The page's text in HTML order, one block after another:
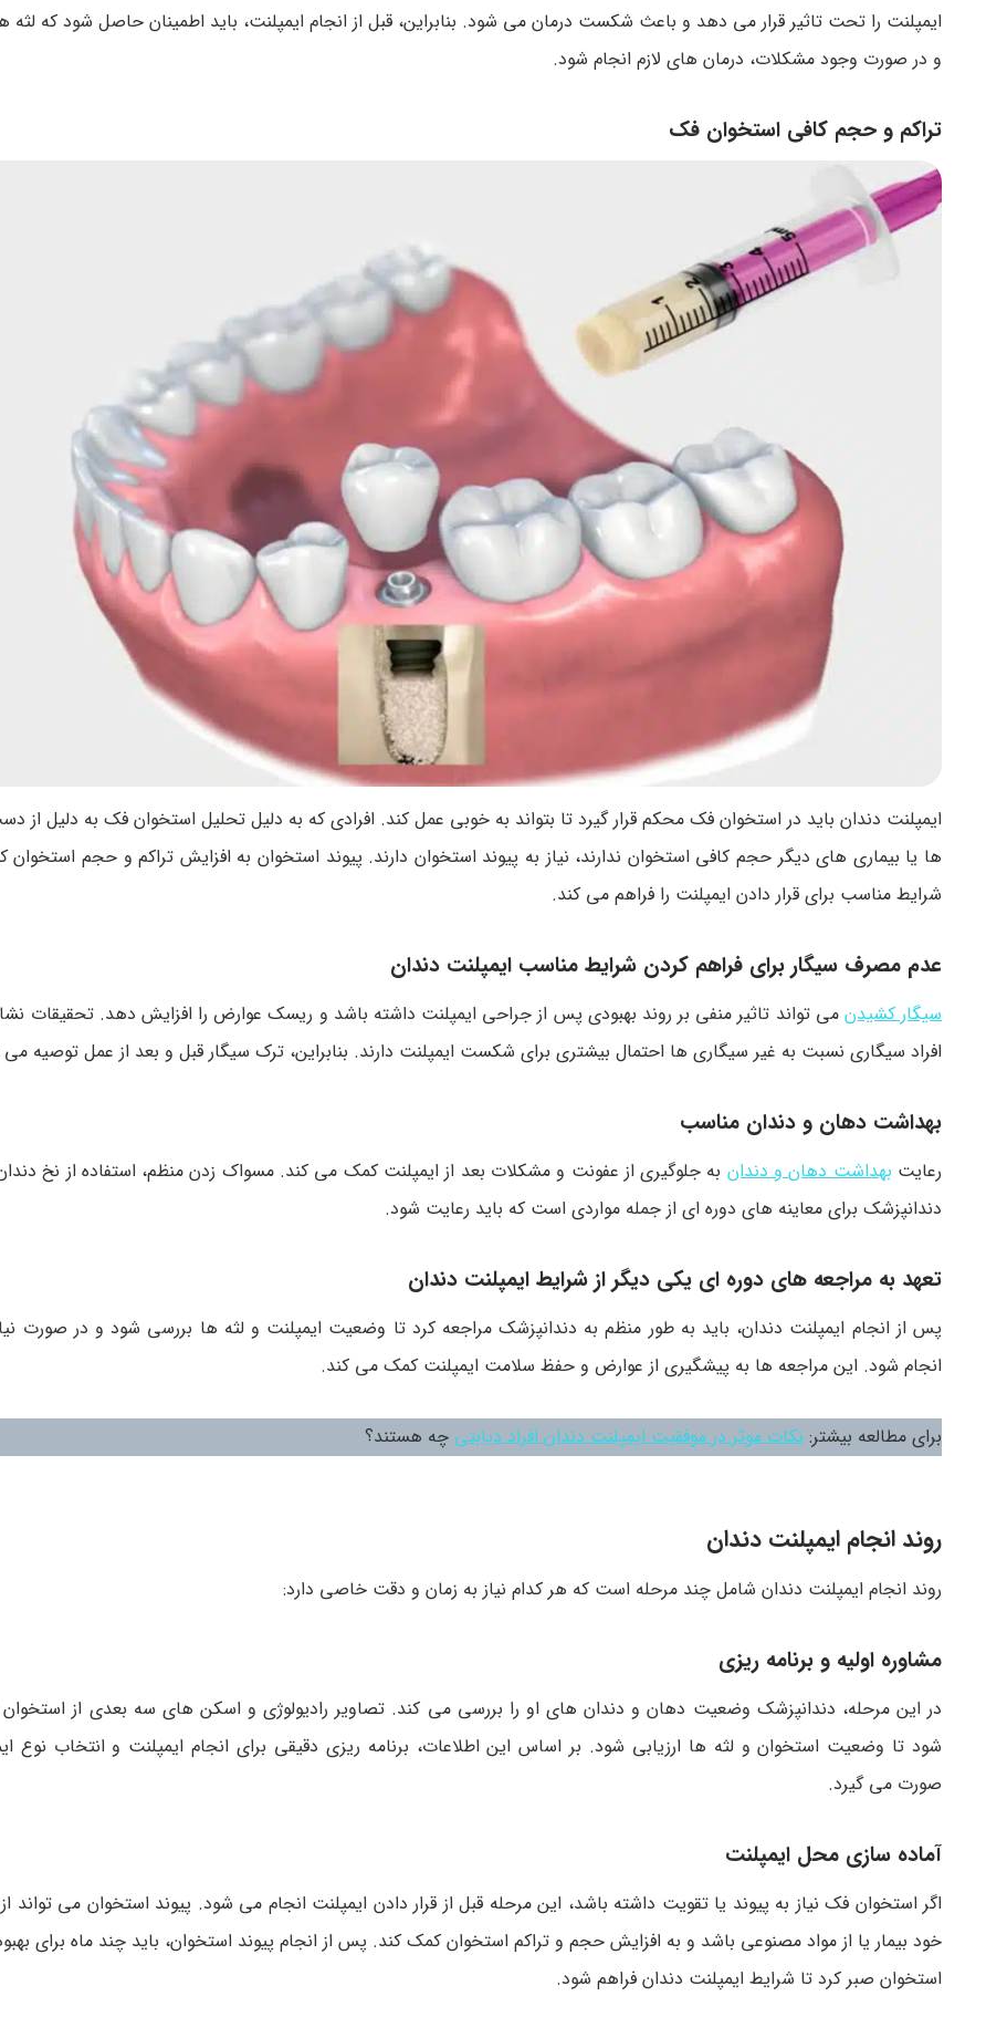
ایمپلنت را تحت تاثیر قرار می دهد و باعث شکست درمان می شود. بنابراین، قبل از انجام ایمپلنت، باید اطمینان حاصل شود که لثه
و در صورت وجود مشکلات، درمان های لازم انجام شود.
تراکم و حجم کافی استخوان فک
ایمپلنت دندان باید در استخوان فک محکم قرار گیرد تا بتواند به خوبی عمل کند. افرادی که به دلیل تحلیل استخوان فک به دلیل از
ها یا بیماری های دیگر حجم کافی استخوان ندارند، نیاز به پیوند استخوان دارند. پیوند استخوان به افزایش تراکم و حجم
شرایط مناسب برای قرار دادن ایمپلنت را فراهم می کند.
عدم مصرف سیگار برای فراهم کردن شرایط مناسب ایمپلنت دندان
سیگار کشیدن می تواند تاثیر منفی بر روند بهبودی پس از جراحی ایمپلنت داشته باشد و ریسک عوارض را افزایش دهد. تحقیقات
افراد سیگاری نسبت به غیر سیگاری ها احتمال بیشتری برای شکست ایمپلنت دارند. بنابراین، ترک سیگار قبل و بعد از عمل توصیه
بهداشت دهان و دندان مناسب
رعایت بهداشت دهان و دندان به جلوگیری از عفونت و مشکلات بعد از ایمپلنت کمک می کند. مسواک زدن منظم، استفاده از نخ
دندانپزشک برای معاینه های دوره ای از جمله مواردی است که باید رعایت شود.
تعهد به مراجعه های دوره ای یکی دیگر از شرایط ایمپلنت دندان
پس از انجام ایمپلنت دندان، باید به طور منظم به دندانپزشک مراجعه کرد تا وضعیت ایمپلنت و لثه ها بررسی شود و در صورت
انجام شود. این مراجعه ها به پیشگیری از عوارض و حفظ سلامت ایمپلنت کمک می کند.
برای مطالعه بیشتر: نکات موثر در موفقیت ایمپلنت دندان افراد دیابتی چه هستند؟
روند انجام ایمپلنت دندان
روند انجام ایمپلنت دندان شامل چند مرحله است که هر کدام نیاز به زمان و دقت خاصی دارد:
مشاوره اولیه و برنامه ریزی
در این مرحله، دندانپزشک وضعیت دهان و دندان های او را بررسی می کند. تصاویر رادیولوژی و اسکن های سه بعدی از
شود تا وضعیت استخوان و لثه ها ارزیابی شود. بر اساس این اطلاعات، برنامه ریزی دقیقی برای انجام ایمپلنت و انتخاب نوع
صورت می گیرد.
آماده سازی محل ایمپلنت
اگر استخوان فک نیاز به پیوند یا تقویت داشته باشد، این مرحله قبل از قرار دادن ایمپلنت انجام می شود. پیوند استخوان می تواند
خود بیمار یا از مواد مصنوعی باشد و به افزایش حجم و تراکم استخوان کمک کند. پس از انجام پیوند استخوان، باید چند ماه برای
استخوان صبر کرد تا شرایط ایمپلنت دندان فراهم شود.